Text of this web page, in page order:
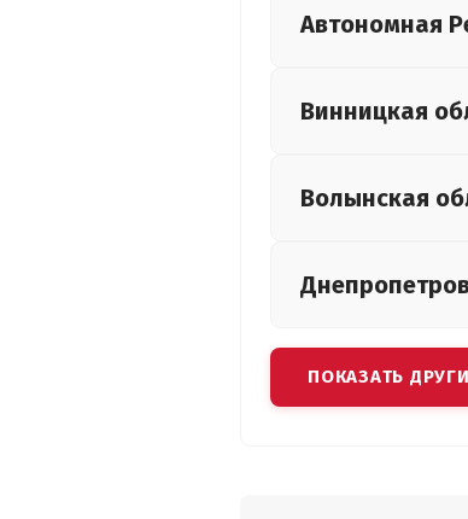
Автономная
Винницкая
Волынская
ПОКАЗАТЬ